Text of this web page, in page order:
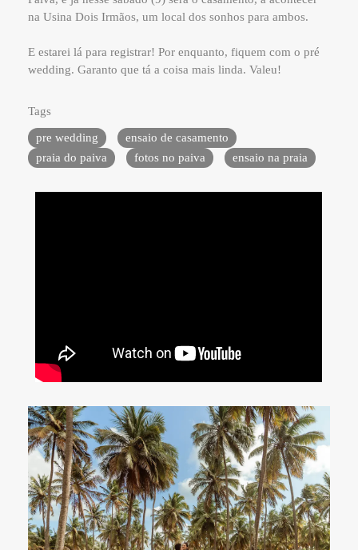
na Usina Dois Irmãos, um local dos sonhos para ambos.
E estarei lá para registrar! Por enquanto, fiquem com o pré
wedding. Garanto que tá a coisa mais linda. Valeu!
Tags
pre wedding
ensaio de casamento
praia do paiva
fotos no paiva ensaio na praia